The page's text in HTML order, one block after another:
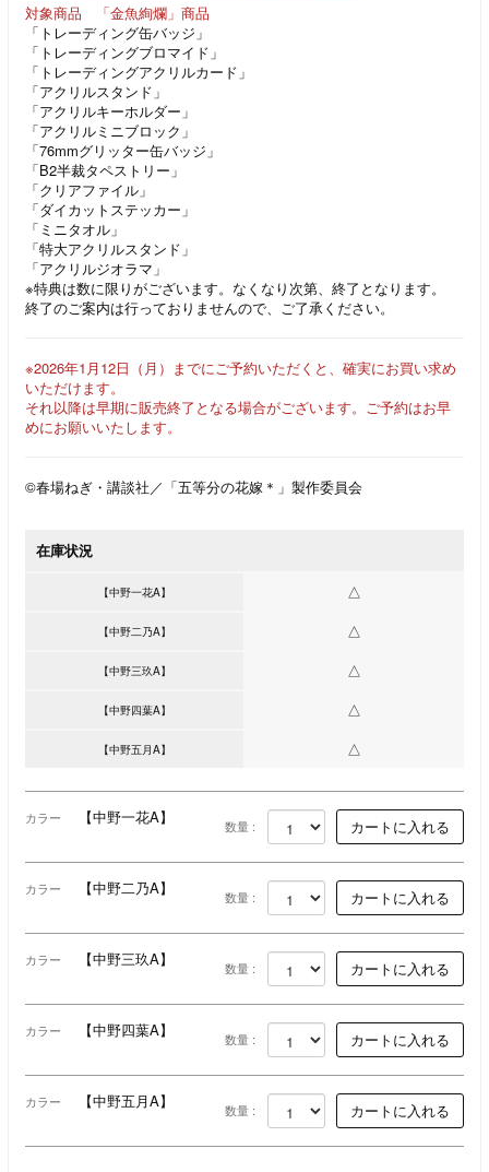
対象商品 「金魚絢爛」商品
「トレーディング缶バッジ」
「トレーディングブロマイド」
「トレーディングアクリルカード」
「アクリルスタンド」
「アクリルキーホルダー」
「アクリルミニブロック」
「76mmグリッター缶バッジ」
「B2半裁タペストリー」
「クリアファイル」
「ダイカットステッカー」
「ミニタオル」
「特大アクリルスタンド」
「アクリルジオラマ」
※特典は数に限りがございます。なくなり次第、終了となります。
終了のご案内は行っておりませんので、ご了承ください。
※2026年1月12日（月）までにご予約いただくと、確実にお買い求め
いただけます。
それ以降は早期に販売終了となる場合がございます。ご予約はお早
めにお願いいたします。
©春場ねぎ・講談社／「五等分の花嫁＊」製作委員会
在庫状況
【中野一花A】 △
【中野二乃A】 △
【中野三玖A】 △
【中野四葉A】 △
【中野五月A】 △
カラー 【中野一花A】 数量 :
カラー 【中野二乃A】 数量 :
カラー 【中野三玖A】 数量 :
カラー 【中野四葉A】 数量 :
カラー 【中野五月A】 数量 :